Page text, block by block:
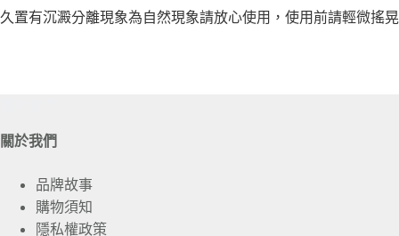
久置有沉澱分離現象為自然現象請放心使用，使用前請輕微搖晃
關於我們
品牌故事
購物須知
隱私權政策